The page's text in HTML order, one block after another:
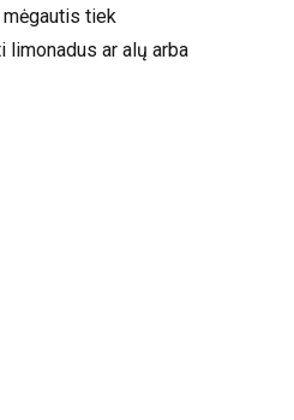
tiek
ar alų arba